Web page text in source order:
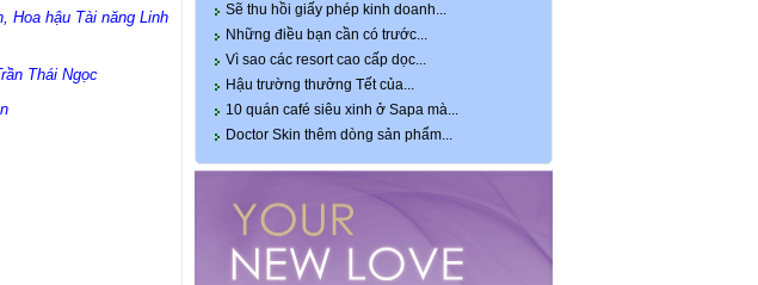
Hoa hậu Tài năng Linh
Thái Ngọc
Sẽ thu hồi giấy phép kinh doanh...
Những điều bạn cần có trước...
Vì sao các resort cao cấp dọc...
Hậu trường thưởng Tết của...
10 quán café siêu xinh ở Sapa mà...
Doctor Skin thêm dòng sản phẩm...